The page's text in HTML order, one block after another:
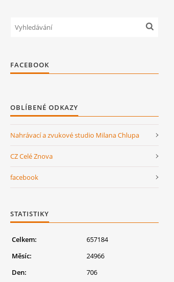
FACEBOOK
OBLÍBENÉ ODKAZY
Nahrávací a zvukové studio Milana Chlupa
CZ Celé Znova
facebook
STATISTIKY
Celkem:
657184
Měsíc:
24966
Den:
706